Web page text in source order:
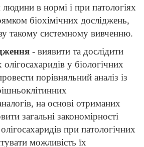
людини в нормі і при патологіях
ком біохімічних досліджень,
такому системному вивченню.
- виявити та дослідити
у біологічних
порівняльний аналіз із
на основі отриманих
загальні закономірності
при патологічних
можливість їх